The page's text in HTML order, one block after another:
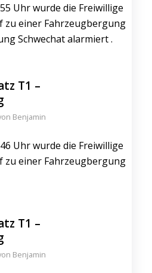
Uhr wurde die Freiwillige
zu einer Fahrzeugbergung
Schwechat alarmiert .
T1 –
Benjamin
Uhr wurde die Freiwillige
zu einer Fahrzeugbergung
T1 –
Benjamin